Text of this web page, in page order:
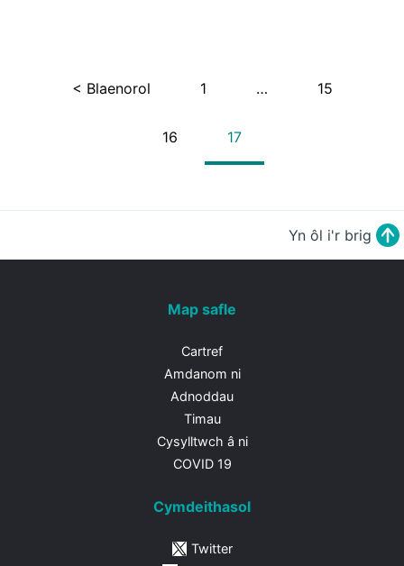
< Blaenorol 1 … 15
16 17
Yn ôl i'r brig
Map safle
Cartref
Amdanom ni
Adnoddau
Timau
Cysylltwch â ni
COVID 19
Cymdeithasol
Twitter